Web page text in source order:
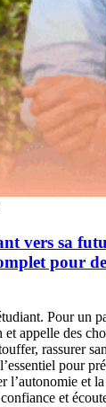
vers sa
pour
Pour un
appelle des
rassurer
pour
l’autonomie et
confiance et